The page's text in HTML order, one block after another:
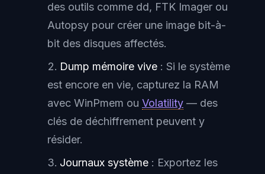
des outils comme dd, FTK Imager ou
Autopsy pour créer une image bit-à-
bit des disques affectés.
Dump mémoire vive : Si le système
est encore en vie, capturez la RAM
avec WinPmem ou Volatility — des
clés de déchiffrement peuvent y
résider.
Journaux système : Exportez les